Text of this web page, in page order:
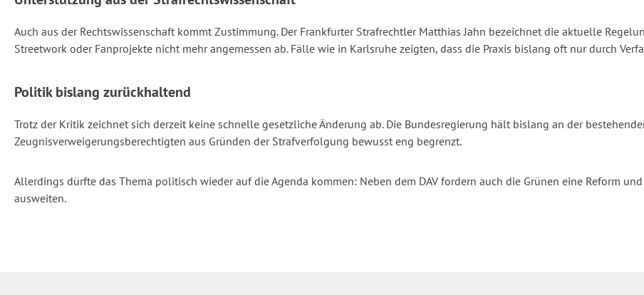
Auch aus der Rechtswissenschaft kommt Zustimmung. Der Frankfurter Strafrechtler Matthias Jahn bezeichnet die aktuelle
Streetwork oder Fanprojekte nicht mehr angemessen ab. Fälle wie in Karlsruhe zeigten, dass die Praxis bislang oft nur durch
Politik bislang zurückhaltend
Trotz der Kritik zeichnet sich derzeit keine schnelle gesetzliche Änderung ab. Die Bundesregierung hält bislang an der
Zeugnisverweigerungsberechtigten aus Gründen der Strafverfolgung bewusst eng begrenzt.
Allerdings dürfte das Thema politisch wieder auf die Agenda kommen: Neben dem DAV fordern auch die Grünen eine Reform
ausweiten.